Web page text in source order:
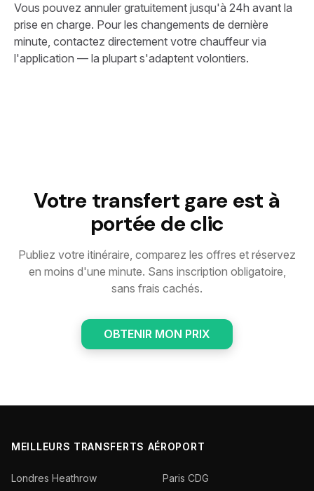
Vous pouvez annuler gratuitement jusqu'à 24h avant la
prise en charge. Pour les changements de dernière
minute, contactez directement votre chauffeur via
l'application — la plupart s'adaptent volontiers.
Votre transfert gare est à
portée de clic
Publiez votre itinéraire, comparez les offres et réservez
en moins d'une minute. Sans inscription obligatoire,
sans frais cachés.
OBTENIR MON PRIX
MEILLEURS TRANSFERTS AÉROPORT
Londres Heathrow Paris CDG